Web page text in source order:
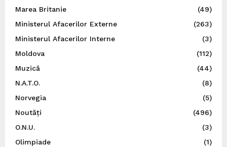
Marea Britanie
(49)
Ministerul Afacerilor Externe
(263)
Ministerul Afacerilor Interne
(3)
Moldova
(112)
Muzică
(44)
N.A.T.O.
(8)
Norvegia
(5)
Noutăți
(496)
O.N.U.
(3)
Olimpiade
(1)